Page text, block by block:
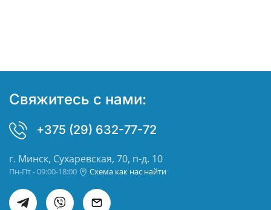
Свяжитесь с нами:
+375 (29) 632-77-72
г. Минск, Сухаревская, 70, п-д. 10
Пн-Пт - 09:00-18:00 Схема как нас найти